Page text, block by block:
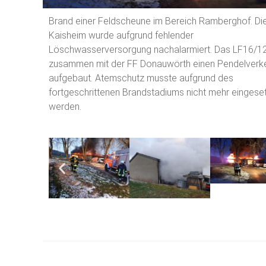
Brand einer Feldscheune im Bereich Ramberghof.
Kaisheim wurde aufgrund fehlender
Löschwasserversorgung nachalarmiert. Das LF16/
zusammen mit der FF Donauwörth einen
aufgebaut. Atemschutz musste aufgrund des
fortgeschrittenen Brandstadiums nicht mehr
werden.